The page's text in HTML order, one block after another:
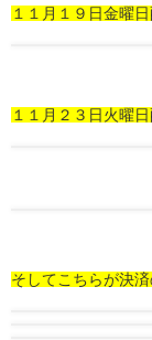
１１月１９日金曜
１１月２３日火曜
そしてこちらが決